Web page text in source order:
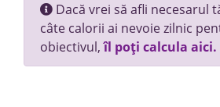
Dacă vrei să afli necesarul
câte calorii ai nevoie zilnic
obiectivul,îl poți calcula aici.